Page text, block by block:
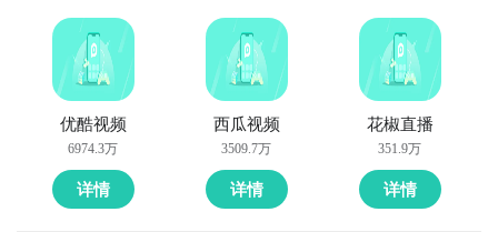
优酷视频
6974.3万
详情
西瓜视频
3509.7万
详情
花椒直播
351.9万
详情